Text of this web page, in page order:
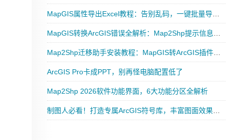
ArcGIS Pro卡成PPT，别再怪电脑配置低了
Map2Shp 2026软件功能界面，6大功能分区全解析